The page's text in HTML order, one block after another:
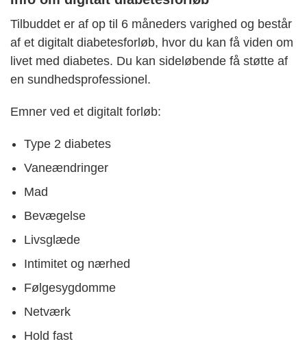
Tilbuddet er af op til 6 måneders varighed og består
af et digitalt diabetesforløb, hvor du kan få viden om
livet med diabetes. Du kan sideløbende få støtte af
en sundhedsprofessionel.
Emner ved et digitalt forløb:
Type 2 diabetes
Vaneændringer
Mad
Bevægelse
Livsglæde
Intimitet og nærhed
Følgesygdomme
Netværk
Hold fast